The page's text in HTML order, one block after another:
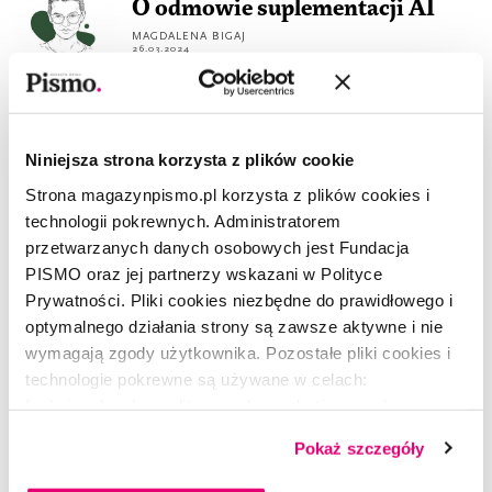
Niniejsza strona korzysta z plików cookie
Strona magazynpismo.pl korzysta z plików cookies i
technologii pokrewnych. Administratorem
przetwarzanych danych osobowych jest Fundacja
PISMO oraz jej partnerzy wskazani w Polityce
Prywatności. Pliki cookies niezbędne do prawidłowego i
optymalnego działania strony są zawsze aktywne i nie
wymagają zgody użytkownika. Pozostałe pliki cookies i
technologie pokrewne są używane w celach:
dobrowolną zgodę na pliki cookies i technologie
pokrewne, zgadzasz się na przechowywanie informacji
Pokaż szczegóły
O odmowie suplementacji AI
MAGDALENA BIGAJ
26.03.2024
REPORTAŻ
talentów?
JULIA LACHOWICZ-NOWIŃSKA
PORTRET
Elon Musk chce jeszcze więcej
RONAN FARROW
ŻART OBRAZKOWY
Policz palce